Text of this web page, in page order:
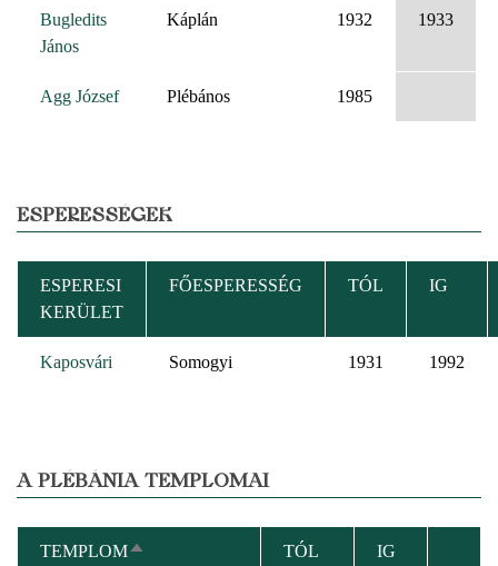
Bugledits
János
Káplán 1932 1933
Agg József Plébános 1985
ESPERESSÉGEK
ESPERESI
KERÜLET
FŐESPERESSÉG TÓL IG
Kaposvári Somogyi 1931 1992
A PLÉBÁNIA TEMPLOMAI
TEMPLOMCSÖKKENŐ TÓL IG